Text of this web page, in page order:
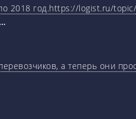
2018 год.https://logist.ru/
а теперь они